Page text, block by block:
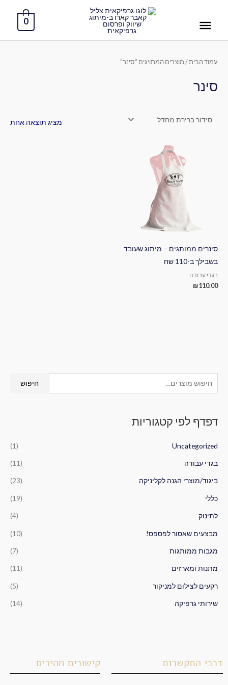
ראשי
0
י
ו
ע
ב
:
חיפוש
דפדף לפי קטגוריות
Uncategorized
(1)
בגדי עבודה (11)
ביגוד/מוצרי הגנה לקליניקה (23)
כללי (19)
לתינוק (4)
מבצעים שאסור לפספס! (10)
מגבות ממותגות (7)
מתנות ומארזים (11)
רקעים לצילום למניקור (5)
שירותי גרפיקה (14)
עמוד הבית/ מוצרים המתויגים “סינר”
סינר
מציג תוצאה אחת
סינרים ממותגים – מיתוג שעובד
בשבילך ב-110 שח
בגדי עבודה
₪110.00
דרכי התקשרות קישורים מהירים